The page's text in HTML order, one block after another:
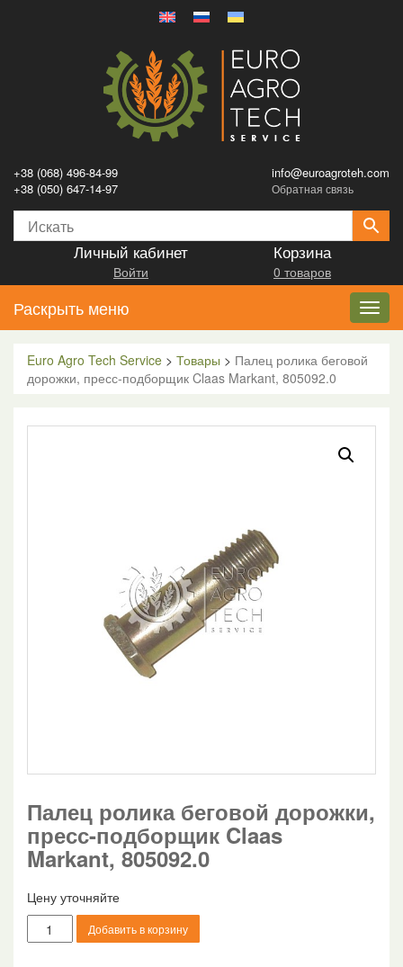
+38 (068) 496-84-99
+38 (050) 647-14-97
info@euroagroteh.com
Обратная связь
Личный кабинет
Войти
Корзина
0 товаров
Раскрыть меню
Euro Agro Tech Service > Товары > Палец ролика беговой
дорожки, пресс-подборщик Claas Markant, 805092.0
Палец ролика беговой дорожки,
пресс-подборщик Claas
Markant, 805092.0
Цену уточняйте
Количество
товара
Добавить в корзину